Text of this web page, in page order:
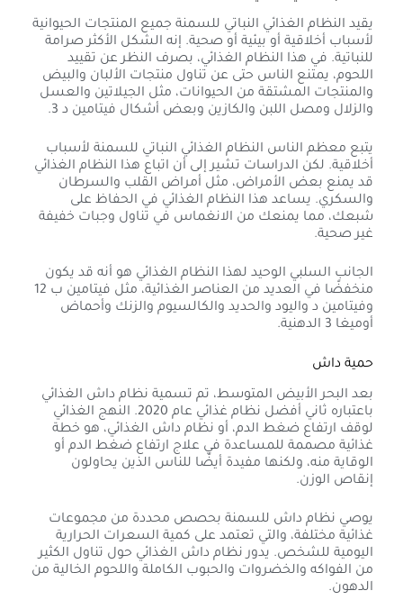
يقيد النظام الغذائي النباتي للسمنة جميع المنتجات الحيوانية
لأسباب أخلاقية أو بيئية أو صحية. إنه الشكل الأكثر صرامة
للنباتية. في هذا النظام الغذائي، بصرف النظر عن تقييد
اللحوم، يمتنع الناس حتى عن تناول منتجات الألبان والبيض
والمنتجات المشتقة من الحيوانات، مثل الجيلاتين والعسل
والزلال ومصل اللبن والكازين وبعض أشكال فيتامين د 3.
يتبع معظم الناس النظام الغذائي النباتي للسمنة لأسباب
أخلاقية. لكن الدراسات تشير إلى أن اتباع هذا النظام الغذائي
قد يمنع بعض الأمراض، مثل أمراض القلب والسرطان
والسكري. يساعد هذا النظام الغذائي في الحفاظ على
شبعك، مما يمنعك من الانغماس في تناول وجبات خفيفة
غير صحية.
الجانب السلبي الوحيد لهذا النظام الغذائي هو أنه قد يكون
منخفضًا في العديد من العناصر الغذائية، مثل فيتامين ب 12
وفيتامين د واليود والحديد والكالسيوم والزنك وأحماض
أوميغا 3 الدهنية.
حمية داش
بعد البحر الأبيض المتوسط​، تم تسمية نظام داش الغذائي
باعتباره ثاني أفضل نظام غذائي عام 2020. النهج الغذائي
لوقف ارتفاع ضغط الدم، أو نظام داش الغذائي، هو خطة
غذائية مصممة للمساعدة في علاج ارتفاع ضغط الدم أو
الوقاية منه، ولكنها مفيدة أيضًا للناس الذين يحاولون
إنقاص الوزن.
يوصي نظام داش للسمنة بحصص محددة من مجموعات
غذائية مختلفة، والتي تعتمد على كمية السعرات الحرارية
اليومية للشخص. يدور نظام داش الغذائي حول تناول الكثير
من الفواكه والخضروات والحبوب الكاملة واللحوم الخالية من
الدهون.